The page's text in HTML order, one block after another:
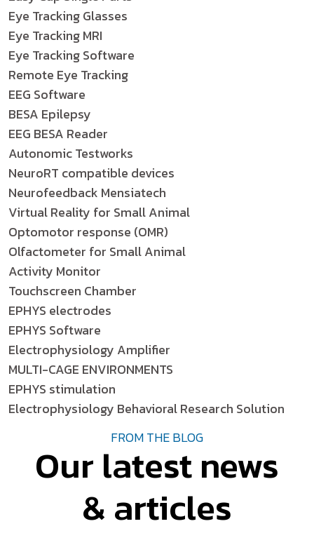
Eye Tracking Glasses
Eye Tracking MRI
Eye Tracking Software
Remote Eye Tracking
EEG Software
BESA Epilepsy
EEG BESA Reader
Autonomic Testworks
NeuroRT compatible devices
Neurofeedback Mensiatech
Virtual Reality for Small Animal
Optomotor response (OMR)
Olfactometer for Small Animal
Activity Monitor
Touchscreen Chamber
EPHYS electrodes
EPHYS Software
Electrophysiology Amplifier
MULTI-CAGE ENVIRONMENTS
EPHYS stimulation
Electrophysiology Behavioral Research Solution
FROM THE BLOG
Our latest news
& articles